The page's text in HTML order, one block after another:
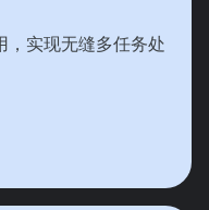
，实现无缝多任务处